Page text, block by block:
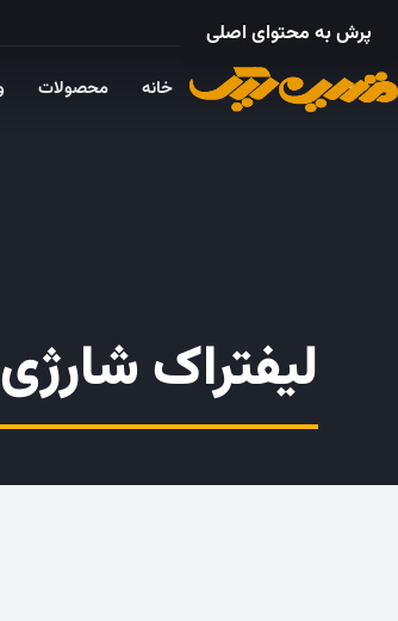
۰۲۱ – ۵۵۲۴ ۵۳۲۵
خانه محصولات
پرش به محتوای اصلی
لیفتراک